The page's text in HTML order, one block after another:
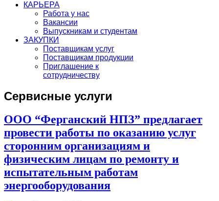
КАРЬЕРА
Работа у нас
Вакансии
Выпускникам и студентам
ЗАКУПКИ
Поставщикам услуг
Поставщикам продукции
Приглашение к
сотрудничеству
Сервисные услуги
ООО “Ферганский НПЗ” предлагает
провести работы по оказанию услуг
сторонним организациям и
физическим лицам по ремонту и
испытательным работам
энергооборудования